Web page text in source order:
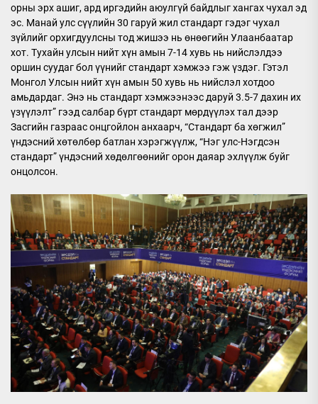
орны эрх ашиг, ард иргэдийн аюулгүй байдлыг хангах чухал эд
эс. Манай улс сүүлийн 30 гаруй жил стандарт гэдэг чухал
зүйлийг орхигдуулсны тод жишээ нь өнөөгийн Улаанбаатар
хот. Тухайн улсын нийт хүн амын 7-14 хувь нь нийслэлдээ
оршин суудаг бол үүнийг стандарт хэмжээ гэж үздэг. Гэтэл
Монгол Улсын нийт хүн амын 50 хувь нь нийслэл хотдоо
амьдардаг. Энэ нь стандарт хэмжээнээс даруй 3.5-7 дахин их
үзүүлэлт” гээд салбар бүрт стандарт мөрдүүлэх тал дээр
Засгийн газраас онцгойлон анхаарч, “Стандарт ба хөгжил”
үндэсний хөтөлбөр батлан хэрэгжүүлж, “Нэг улс-Нэгдсэн
стандарт” үндэсний хөдөлгөөнийг орон даяар эхлүүлж буйг
онцолсон.